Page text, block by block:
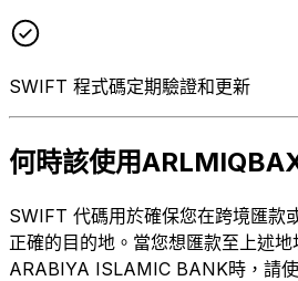
SWIFT 程式碼定期驗證和更新
何時該使用
SWIFT 代碼用於確保您在跨境匯款
正確的目的地。當您想匯款至上述
ARABIYA ISLAMIC BANK時，請